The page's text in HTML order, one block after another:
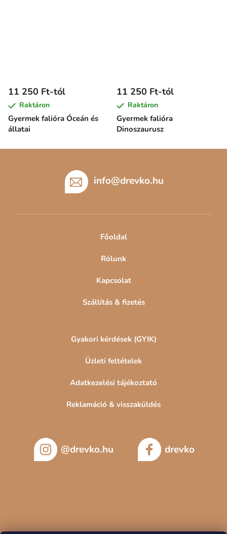
Gyermek falióra Óceán és
állatai
11 250 Ft-tól
Raktáron
Gyermek falióra
Dinoszaurusz
11 250 Ft-tól
Raktáron
info@drevko.hu
Főoldal
Rólunk
Kapcsolat
Szállítás & fizetés
Gyakori kérdések (GYIK)
Üzleti feltételek
Adatkezelési tájékoztató
Reklamáció & visszaküldés
@drevko.hu drevko